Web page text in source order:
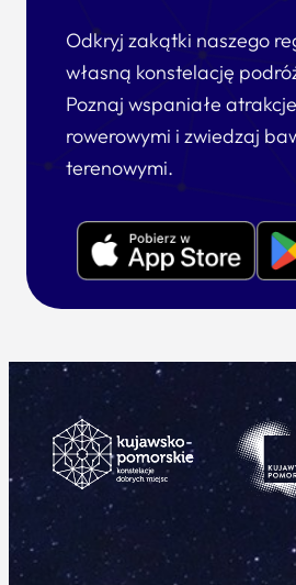
Odkryj zakątki naszego
własną konstelację
Poznaj wspaniałe
rowerowymi i zwiedzaj
terenowymi.